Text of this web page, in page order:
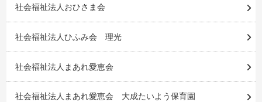
社会福祉法人おひさま会
社会福祉法人ひふみ会 理光
社会福祉法人まあれ愛恵会
社会福祉法人まあれ愛恵会 大成たいよう保育園